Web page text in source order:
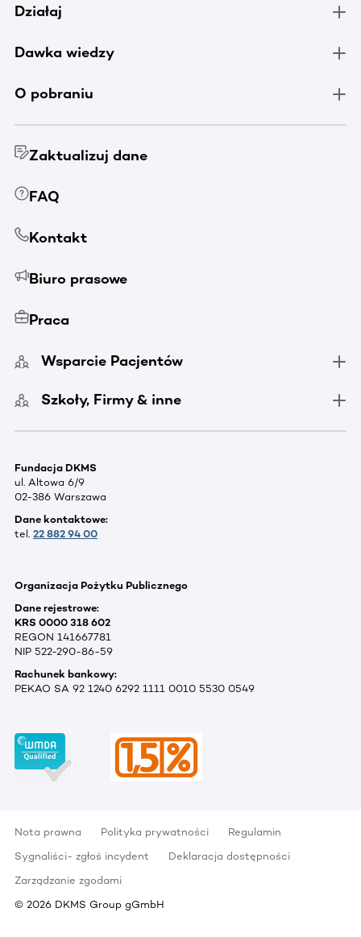
Działaj
Dawka wiedzy
O pobraniu
Zaktualizuj dane
FAQ
Kontakt
Biuro prasowe
Praca
Wsparcie Pacjentów
Szkoły, Firmy & inne
Fundacja DKMS
ul. Altowa 6/9
02-386 Warszawa
Dane kontaktowe:
tel. 22 882 94 00
Organizacja Pożytku Publicznego
Dane rejestrowe:
KRS 0000 318 602
REGON 141667781
NIP 522-290-86-59
Rachunek bankowy:
PEKAO SA 92 1240 6292 1111 0010 5530 0549
Nota prawna Polityka prywatności
Regulamin
Sygnaliści- zgłoś incydent
Deklaracja dostępności
Zarządzanie zgodami
© 2026 DKMS Group gGmbH